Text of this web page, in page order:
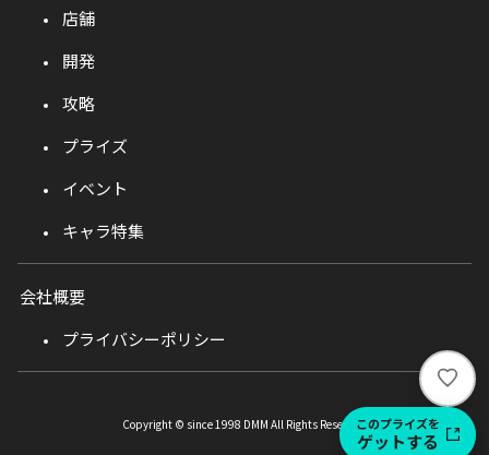
い
い
このプライズを
ゲットする
店舗
開発
攻略
プライズ
イベント
キャラ特集
会社概要
プライバシーポリシー
Copyright © since 1998 DMM All Rights Reserved.